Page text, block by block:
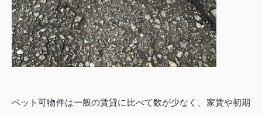
ペット可物件は一般の賃貸に比べて数が少なく、家賃や初期